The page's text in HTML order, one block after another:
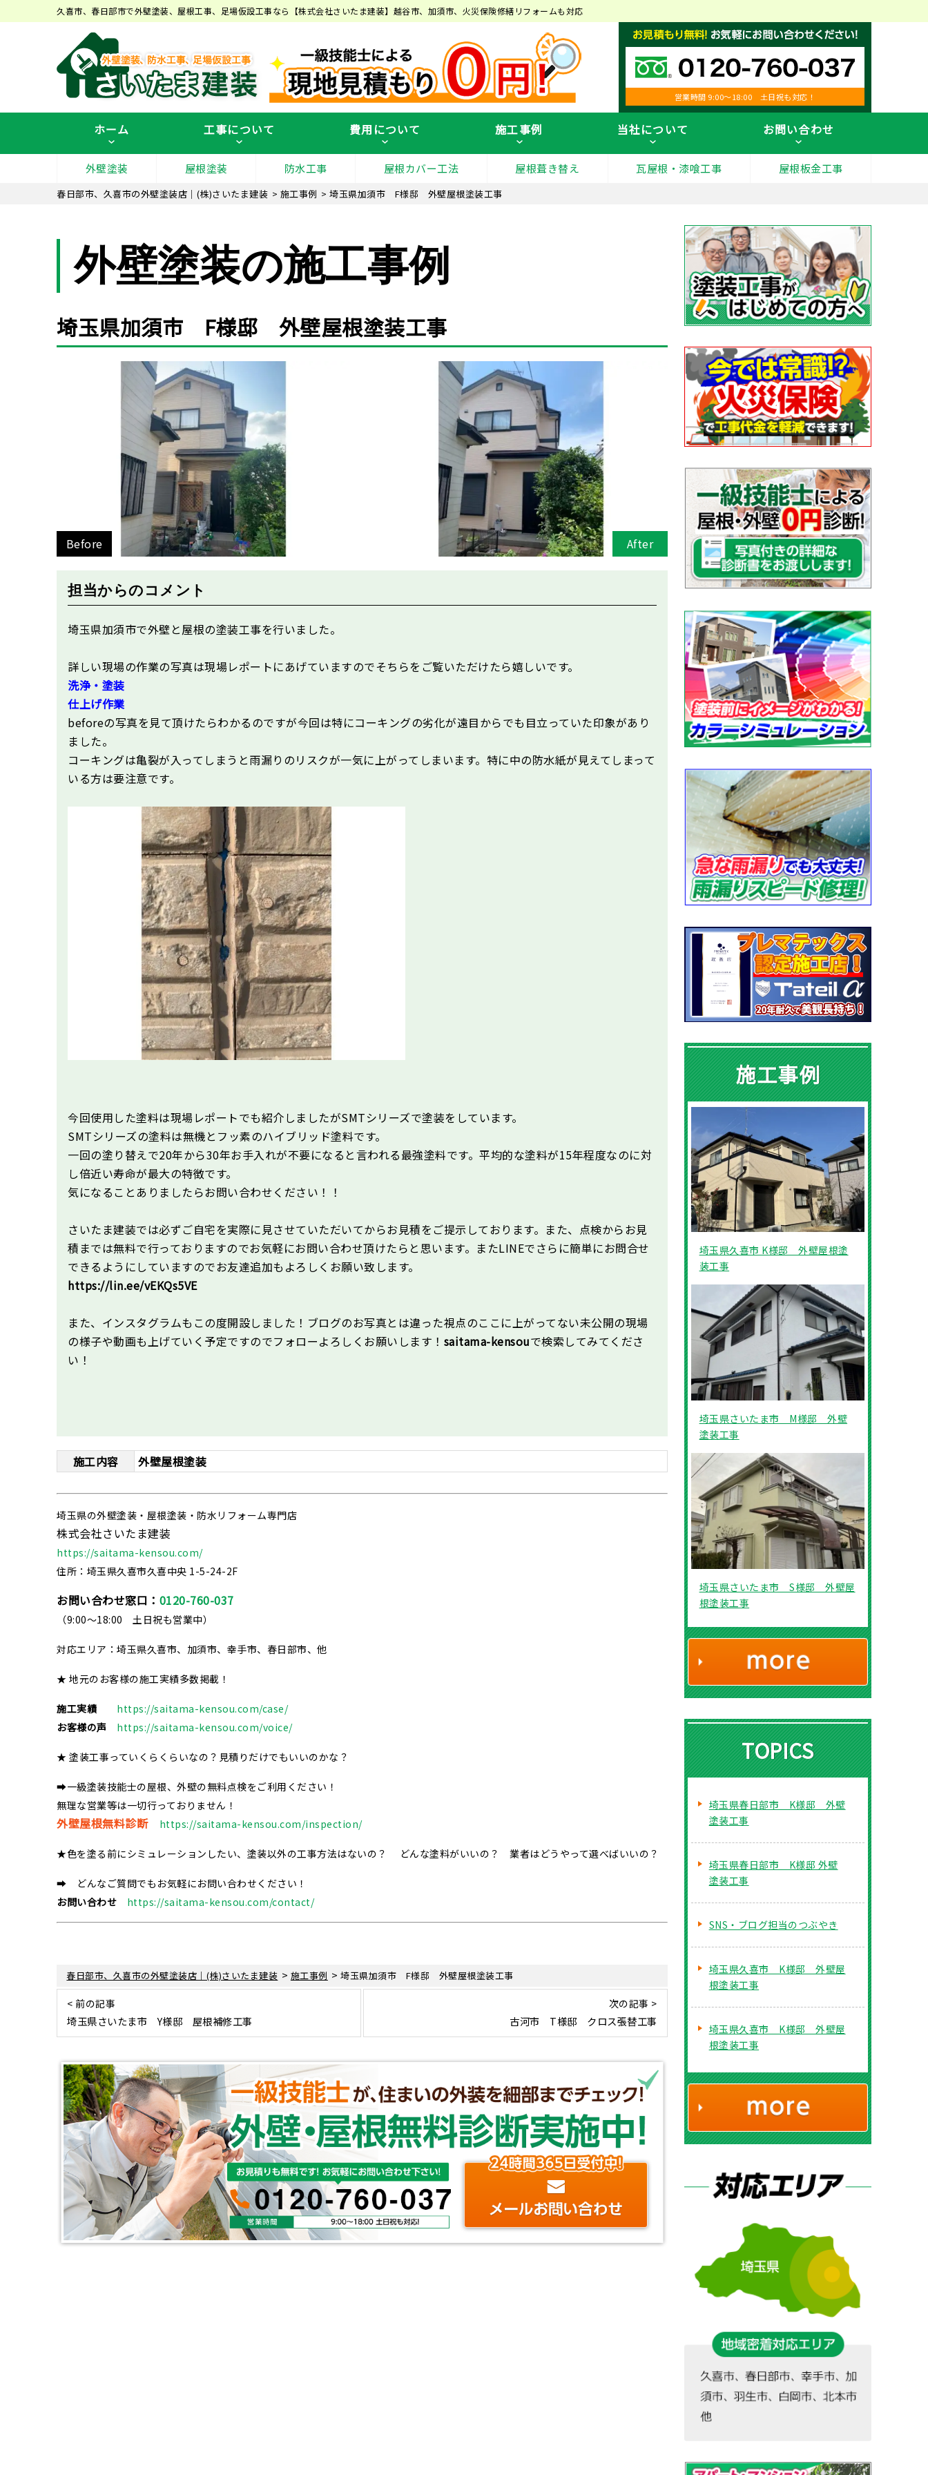
久喜市、春日部市で外壁塗装、屋根工事、足場仮設工事なら【株式会社さいたま建装】越谷市、加須市、火災保険修繕リフォームも対応
営業時間 9:00～18:00 土日祝も対応！
ホーム 工事について 費用について 施工事例 当社について お問い合わせ
外壁塗装 屋根塗装 防水工事 屋根カバー工法 屋根葺き替え 瓦屋根・漆喰工事 屋根板金工事
春日部市、久喜市の外壁塗装店｜(株)さいたま建装 > 施工事例 > 埼玉県加須市 F様邸 外壁屋根塗装工事
外壁塗装の施工事例
埼玉県加須市 F様邸 外壁屋根塗装工事
Before After
担当からのコメント
埼玉県加須市で外壁と屋根の塗装工事を行いました。
詳しい現場の作業の写真は現場レポートにあげていますのでそちらをご覧いただけたら嬉しいです。
洗浄・塗装
仕上げ作業
beforeの写真を見て頂けたらわかるのですが今回は特にコーキングの劣化が遠目からでも目立っていた印象があり
ました。
コーキングは亀裂が入ってしまうと雨漏りのリスクが一気に上がってしまいます。特に中の防水紙が見えてしまって
いる方は要注意です。
今回使用した塗料は現場レポートでも紹介しましたがSMTシリーズで塗装をしています。
SMTシリーズの塗料は無機とフッ素のハイブリッド塗料です。
一回の塗り替えで20年から30年お手入れが不要になると言われる最強塗料です。平均的な塗料が15年程度なのに対
し倍近い寿命が最大の特徴です。
気になることありましたらお問い合わせください！！
さいたま建装では必ずご自宅を実際に見させていただいてからお見積をご提示しております。また、点検からお見
積までは無料で行っておりますのでお気軽にお問い合わせ頂けたらと思います。またLINEでさらに簡単にお問合せ
できるようにしていますのでお友達追加もよろしくお願い致します。
https://lin.ee/vEKQs5VE
また、インスタグラムもこの度開設しました！ブログのお写真とは違った視点のここに上がってない未公開の現場
の様子や動画も上げていく予定ですのでフォローよろしくお願いします！ saitama-kensouで検索してみてくださ
い！
施工内容 外壁屋根塗装
埼玉県の外壁塗装・屋根塗装・防水リフォーム専門店
株式会社さいたま建装
https://saitama-kensou.com/
住所：埼玉県久喜市久喜中央 1-5-24-2F
お問い合わせ窓口： 0120-760-037
（9:00～18:00 土日祝も営業中）
対応エリア：埼玉県久喜市、加須市、幸手市、春日部市、他
★ 地元のお客様の施工実績多数掲載！
施工実績
https://saitama-kensou.com/case/
お客様の声
https://saitama-kensou.com/voice/
★ 塗装工事っていくらくらいなの？見積りだけでもいいのかな？
➡一級塗装技能士の屋根、外壁の無料点検をご利用ください！
無理な営業等は一切行っておりません！
外壁屋根無料診断 https://saitama-kensou.com/inspection/
★色を塗る前にシミュレーションしたい、塗装以外の工事方法はないの？ どんな塗料がいいの？ 業者はどうやって選べばいいの？
➡ どんなご質問でもお気軽にお問い合わせください！
お問い合わせ
https://saitama-kensou.com/contact/
春日部市、久喜市の外壁塗装店｜(株)さいたま建装 > 施工事例 >埼玉県加須市 F様邸 外壁屋根塗装工事
< 前の記事
埼玉県さいたま市 Y様邸 屋根補修工事
次の記事 >
古河市 T様邸 クロス張替工事
施工事例
埼玉県久喜市 K様邸 外壁屋根塗
装工事
埼玉県さいたま市 M様邸 外壁
塗装工事
埼玉県さいたま市 S様邸 外壁屋
根塗装工事
TOPICS
埼玉県春日部市 K様邸 外壁
塗装工事
埼玉県春日部市 K様邸 外壁
塗装工事
SNS・ブログ担当のつぶやき
埼玉県久喜市 K様邸 外壁屋
根塗装工事
埼玉県久喜市 K様邸 外壁屋
根塗装工事